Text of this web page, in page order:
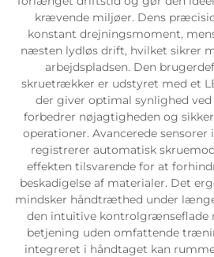
krævende miljøer. Dens
konstant drejningsmoment,
næsten lydløs drift, hvilket sikrer
arbejdspladsen. Den
skruetrækker er udstyret med et
der giver optimal synlighed
forbedrer nøjagtigheden og
operationer. Avancerede
registrerer automatisk
effekten tilsvarende for at
beskadigelse af materialer. Det
mindsker håndtræthed under
den intuitive
betjening uden omfattende
integreret i håndtaget kan